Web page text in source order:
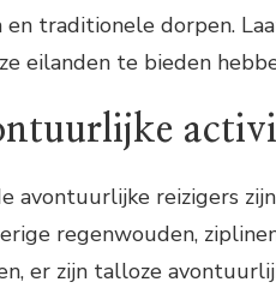
en traditionele dorpen.
eilanden te bieden
avontuurlijke reizigers
regenwouden,
er zijn talloze